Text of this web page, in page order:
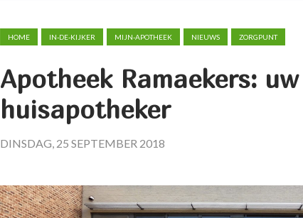
HOME IN-DE-KIJKER MIJN-APOTHEEK NIEUWS ZORGPUNT
Apotheek Ramaekers: uw
huisapotheker
DINSDAG, 25 SEPTEMBER 2018